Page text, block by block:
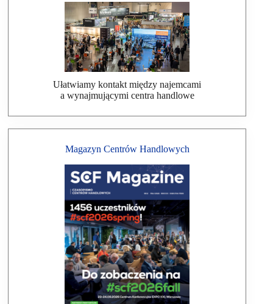
Ułatwiamy kontakt między najemcami
a wynajmującymi centra handlowe
Magazyn Centrów Handlowych